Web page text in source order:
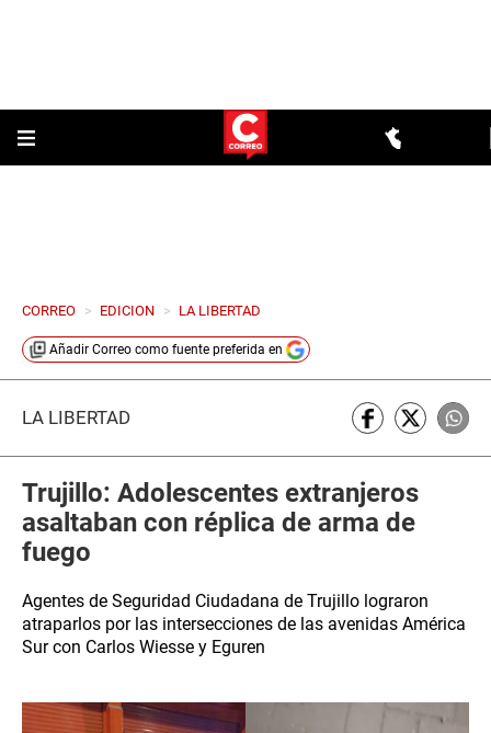
CORREO > EDICION > LA LIBERTAD
Añadir Correo como fuente preferida en
LA LIBERTAD
Trujillo: Adolescentes extranjeros
asaltaban con réplica de arma de
fuego
Agentes de Seguridad Ciudadana de Trujillo lograron
atraparlos por las intersecciones de las avenidas América
Sur con Carlos Wiesse y Eguren